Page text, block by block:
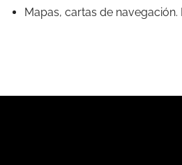
Mapas, cartas de navegación.